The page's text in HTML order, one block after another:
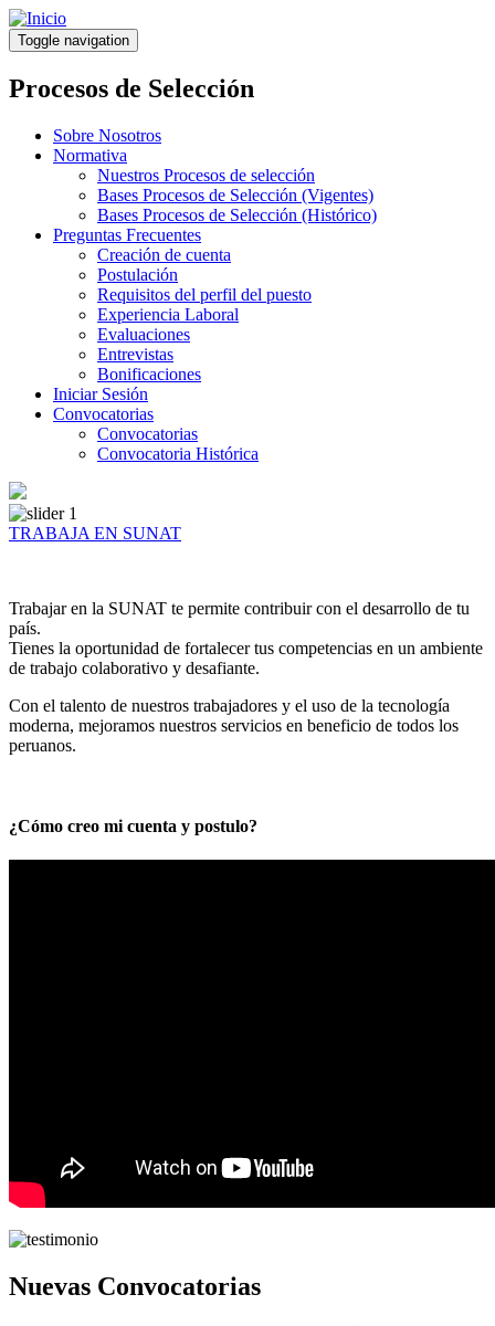
Pasar
al
contenido
principal
Toggle navigation
Procesos de Selección
Sobre Nosotros
Normativa
Nuestros Procesos de selección
Bases Procesos de Selección (Vigentes)
Bases Procesos de Selección (Histórico)
Preguntas Frecuentes
Creación de cuenta
Postulación
Requisitos del perfil del puesto
Experiencia Laboral
Evaluaciones
Entrevistas
Bonificaciones
Iniciar Sesión
Convocatorias
Convocatorias
Convocatoria Histórica
TRABAJA EN SUNAT
Trabajar en la SUNAT te permite contribuir con el desarrollo de tu
país.
Tienes la oportunidad de fortalecer tus competencias en un ambiente
de trabajo colaborativo y desafiante.
Con el talento de nuestros trabajadores y el uso de la tecnología
moderna, mejoramos nuestros servicios en beneficio de todos los
peruanos.
¿Cómo creo mi cuenta y postulo?
Nuevas Convocatorias